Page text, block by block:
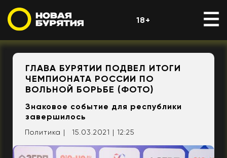
18+
ГЛАВА БУРЯТИИ ПОДВЕЛ ИТОГИ
ЧЕМПИОНАТА РОССИИ ПО
ВОЛЬНОЙ БОРЬБЕ (ФОТО)
Знаковое событие для республики
завершилось
Политика | 15.03.2021 | 12:25